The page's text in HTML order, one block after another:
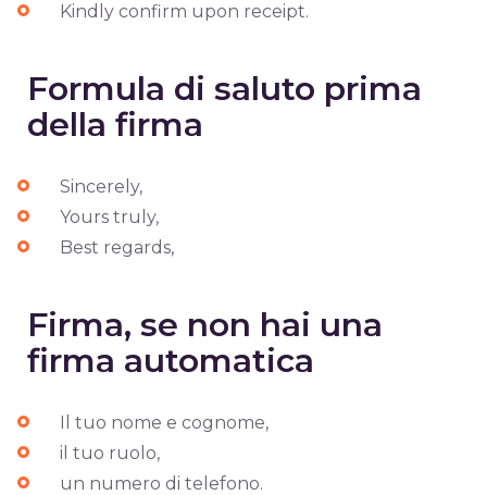
Kindly confirm upon receipt.
Formula di saluto prima
della firma
Sincerely,
Yours truly,
Best regards,
Firma, se non hai una
firma automatica
Il tuo nome e cognome,
il tuo ruolo,
un numero di telefono.